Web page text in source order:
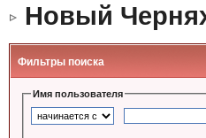
Новый
Фильтры поиска
Имя пользователя